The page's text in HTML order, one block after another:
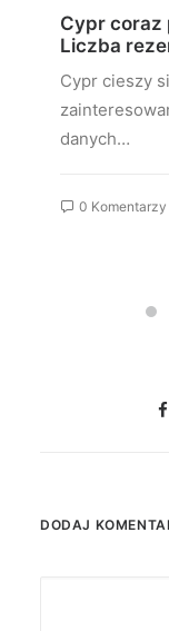
Cypr coraz
Liczba
Cypr cieszy
danych…
0 Komentarzy
DODAJ